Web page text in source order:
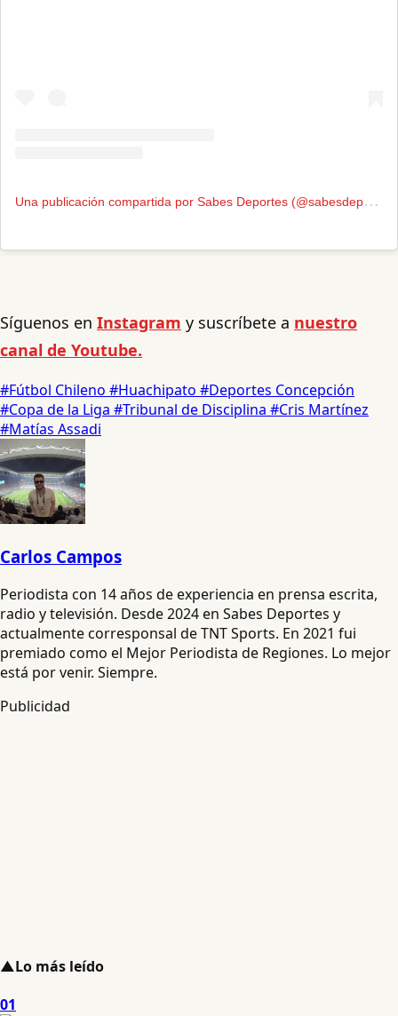
U
na publicación compartida por Sabes Deportes (@sabesdeportes)
Síguenos en Instagram y suscríbete a nuestro
canal de Youtube.
#Fútbol Chileno #Huachipato #Deportes Concepción
#Copa de la Liga #Tribunal de Disciplina #Cris Martínez
#Matías Assadi
Carlos Campos
Periodista con 14 años de experiencia en prensa escrita,
radio y televisión. Desde 2024 en Sabes Deportes y
actualmente corresponsal de TNT Sports. En 2021 fui
premiado como el Mejor Periodista de Regiones. Lo mejor
está por venir. Siempre.
Publicidad
▲Lo más leído
01